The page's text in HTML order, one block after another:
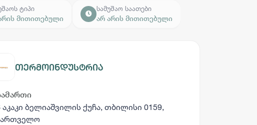
ტიპი
მითითებული
სამუშაო საათები
არ არის მითითებული
თერმოინდუსტრია
აკაკი ბელიაშვილის ქუჩა, თბილისი 0159,